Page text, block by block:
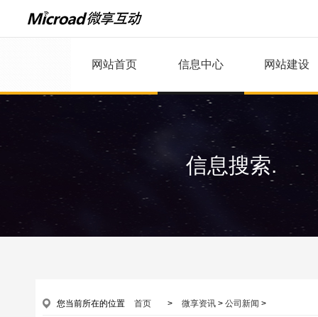
网站首页 信息中心 网站建设
信息搜索.
您当前所在的位置 首页 > 微享资讯 > 公司新闻 >